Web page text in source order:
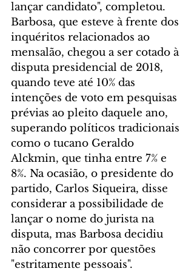
lançar candidato", completou.
Barbosa, que esteve à frente dos
inquéritos relacionados ao
mensalão, chegou a ser cotado à
disputa presidencial de 2018,
quando teve até 10% das
intenções de voto em pesquisas
prévias ao pleito daquele ano,
superando políticos tradicionais
como o tucano Geraldo
Alckmin, que tinha entre 7% e
8%. Na ocasião, o presidente do
partido, Carlos Siqueira, disse
considerar a possibilidade de
lançar o nome do jurista na
disputa, mas Barbosa decidiu
não concorrer por questões
"estritamente pessoais".